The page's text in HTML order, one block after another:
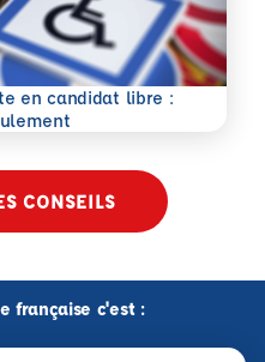
en candidat libre :
CONSEILS
française c'est :